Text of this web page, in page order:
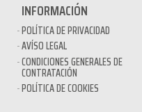
INFORMACIÓN
POLÍTICA DE PRIVACIDAD
AVÍSO LEGAL
CONDICIONES GENERALES DE
CONTRATACIÓN
POLÍTICA DE COOKIES